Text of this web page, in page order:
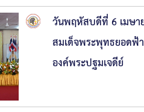
วันพฤหัสบดีที่ 6 เมษา
สมเด็จพระพุทธยอดฟ้
องค์พระปฐมเจดีย์